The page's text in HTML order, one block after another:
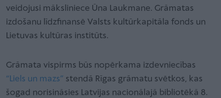
veidojusi māksliniece Ūna Laukmane. Grāmatas
izdošanu līdzfinansē Valsts kultūrkapitāla fonds un
Lietuvas kultūras institūts.
Grāmata vispirms būs nopērkama izdevniecības
“Liels un mazs” stendā Rīgas grāmatu svētkos, kas
šogad norisināsies Latvijas nacionālajā bibliotēkā 8.